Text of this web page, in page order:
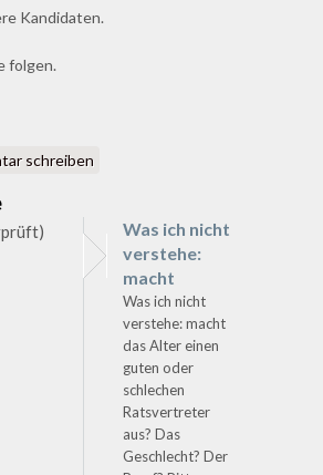
Kandidaten.
folgen.
schreiben
Was ich nicht
verstehe:
macht
Was ich nicht
verstehe: macht
das Alter einen
guten oder
schlechen
Ratsvertreter
aus? Das
Geschlecht? Der